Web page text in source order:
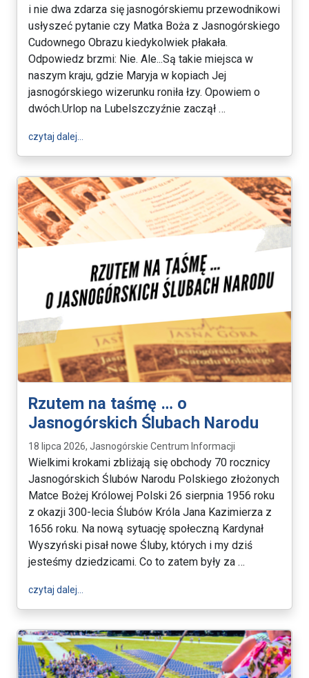
i nie dwa zdarza się jasnogórskiemu przewodnikowi
usłyszeć pytanie czy Matka Boża z Jasnogórskiego
Cudownego Obrazu kiedykolwiek płakała.
Odpowiedz brzmi: Nie. Ale...Są takie miejsca w
naszym kraju, gdzie Maryja w kopiach Jej
jasnogórskiego wizerunku roniła łzy. Opowiem o
dwóch.Urlop na Lubelszczyźnie zaczął …
czytaj dalej…
Rzutem na taśmę … o
Jasnogórskich Ślubach Narodu
18 lipca 2026, Jasnogórskie Centrum Informacji
Wielkimi krokami zbliżają się obchody 70 rocznicy
Jasnogórskich Ślubów Narodu Polskiego złożonych
Matce Bożej Królowej Polski 26 sierpnia 1956 roku
z okazji 300-lecia Ślubów Króla Jana Kazimierza z
1656 roku. Na nową sytuację społeczną Kardynał
Wyszyński pisał nowe Śluby, których i my dziś
jesteśmy dziedzicami. Co to zatem były za …
czytaj dalej…